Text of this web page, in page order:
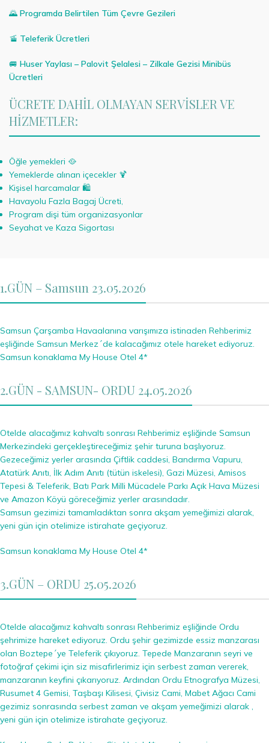
🌄 Programda Belirtilen Tüm Çevre Gezileri
🚡 Teleferik Ücretleri
🚐 Huser Yaylası – Palovit Şelalesi – Zilkale Gezisi Minibüs
Ücretleri
ÜCRETE DAHİL OLMAYAN SERVİSLER VE
HİZMETLER:
Öğle yemekleri 🥘
Yemeklerde alınan içecekler 🍹
Kişisel harcamalar 🛍️
Havayolu Fazla Bagaj Ücreti,
Program dişi tüm organizasyonlar
Seyahat ve Kaza Sigortası
1.GÜN – Samsun 23.05.2026
Samsun Çarşamba Havaalanına varışımıza istinaden Rehberimiz
eşliğinde Samsun Merkez´de kalacağımız otele hareket ediyoruz.
Samsun konaklama My House Otel 4*
2.GÜN - SAMSUN- ORDU 24.05.2026
Otelde alacağımız kahvaltı sonrası Rehberimiz eşliğinde Samsun
Merkezindeki gerçekleştireceğimiz şehir turuna başlıyoruz.
Gezeceğimiz yerler arasında Çiftlik caddesi, Bandırma Vapuru,
Atatürk Anıtı, İlk Adım Anıtı (tütün iskelesi), Gazi Müzesi, Amisos
Tepesi & Teleferik, Batı Park Milli Mücadele Parkı Açık Hava Müzesi
ve Amazon Köyü göreceğimiz yerler arasındadır.
Samsun gezimizi tamamladıktan sonra akşam yemeğimizi alarak,
yeni gün için otelimize istirahate geçiyoruz.
Samsun konaklama My House Otel 4*
3.GÜN – ORDU 25.05.2026
Otelde alacağımız kahvaltı sonrası Rehberimiz eşliğinde Ordu
şehrimize hareket ediyoruz. Ordu şehir gezimizde essiz manzarası
olan Boztepe´ye Teleferik çıkıyoruz. Tepede Manzaranın seyri ve
fotoğraf çekimi için siz misafirlerimiz için serbest zaman vererek,
manzaranın keyfini çıkarıyoruz. Ardından Ordu Etnografya Müzesi,
Rusumet 4 Gemisi, Taşbaşı Kilisesi, Çivisiz Cami, Mabet Ağacı Cami
gezimiz sonrasında serbest zaman ve akşam yemeğimizi alarak ,
yeni gün için otelimize istirahate geçiyoruz.